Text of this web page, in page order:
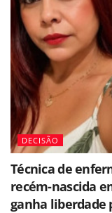
DECISÃO
Técnica de
recém-nascida
ganha liberdade